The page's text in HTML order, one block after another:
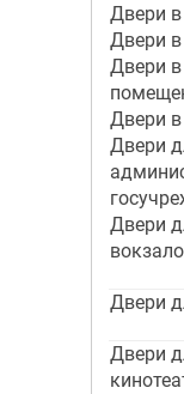
Двери
Двери
Двери в
Двери в
Двери
Двери
Двери
Двери